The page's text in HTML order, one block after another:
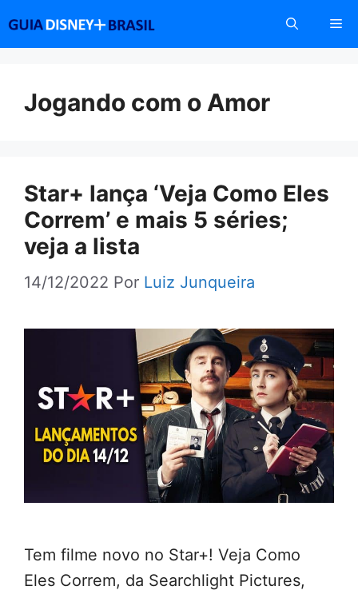
conteúdo
Jogando com o Amor
Star+ lança ‘Veja Como Eles
Correm’ e mais 5 séries;
veja a lista
14/12/2022 Por Luiz Junqueira
Tem filme novo no Star+! Veja Como
Eles Correm, da Searchlight Pictures,